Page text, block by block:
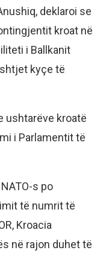
deklaroi se
kroat në
i Ballkanit
kyçe të
ushtarëve kroatë
i Parlamentit të
s po
të numrit të
Kroacia
në rajon duhet të